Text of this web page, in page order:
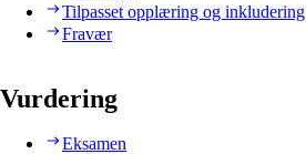
Tilpasset opplæring og inkludering
Fravær
Vurdering
Eksamen